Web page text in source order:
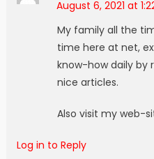
August 6, 2021 at
My family all the
time here at net,
know-how daily by
nice articles.
Also visit my web-
Log in to Reply